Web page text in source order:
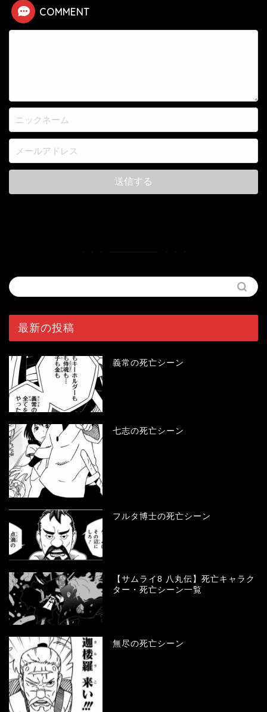
COMMENT
最新の投稿
義常の死亡シーン
七志の死亡シーン
フルタ博士の死亡シーン
【サムライ8 八丸伝】死亡キャラク
ター・死亡シーン一覧
無尽の死亡シーン